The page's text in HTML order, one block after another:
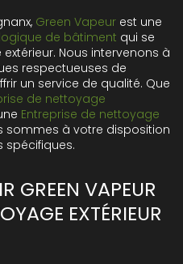
Green Vapeur est une
de bâtiment qui se
Nous intervenons à
respectueuses de
un service de qualité. Que
de nettoyage
Entreprise de nettoyage
sommes à votre disposition
spécifiques.
GREEN VAPEUR
EXTÉRIEUR